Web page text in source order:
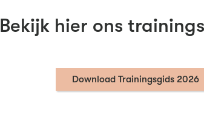
Bekijk hier ons
Download Trainingsgids 2026